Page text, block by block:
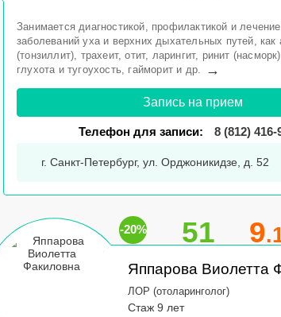
Занимается диагностикой, профилактикой и
заболеваний уха и верхних дыхательных путей, как
(тонзиллит), трахеит, отит, ларингит, ринит
глухота и тугоухость, гайморит и др.
→
Запись на прием
Телефон для записи: 8 (812) 416-
г. Санкт-Петербург, ул. Орджоникидзе, д. 52
-20% 51 9
Яппарова Виолетта
ЛОР (отоларинголог)
Стаж 9 лет